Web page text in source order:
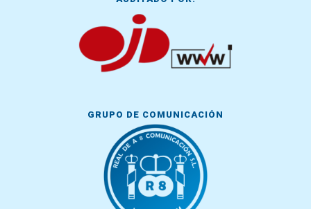
GRUPO DE COMUNICACIÓN